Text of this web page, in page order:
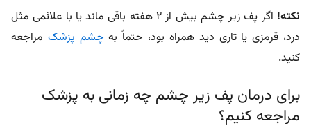
نکته!
اگر پف زیر چشم بیش از ۲ هفته باقی ماند یا با علائمی مثل
درد، قرمزی یا تاری دید همراه بود، حتماً به چشم پزشک مراجعه
کنید.
برای درمان پف زیر چشم چه زمانی به پزشک
مراجعه کنیم؟